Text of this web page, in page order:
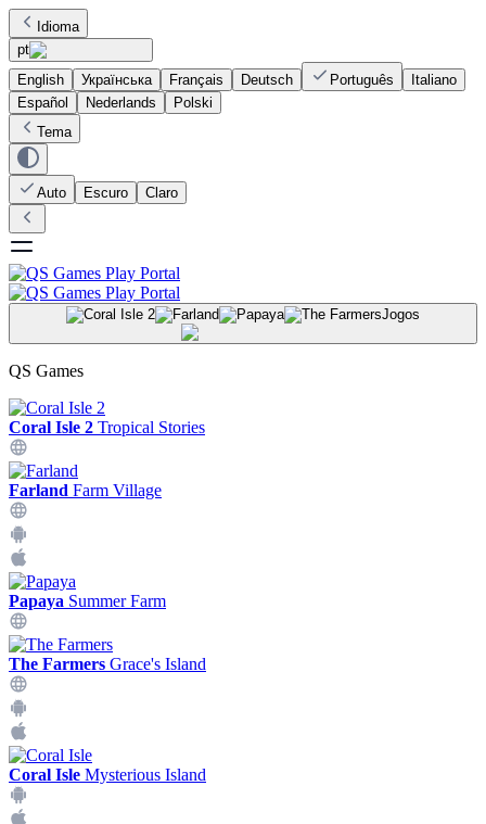
Idioma
pt
English
Українська Français Deutsch Português
Italiano
Español
Nederlands
Polski
Tema
Auto Escuro Claro
Jogos
QS Games
Coral Isle 2 Tropical Stories
Farland Farm Village
Papaya Summer Farm
The Farmers Grace's Island
Coral Isle Mysterious Island